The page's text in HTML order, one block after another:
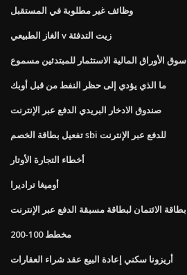
وظائف غير مطلوبة في المستقبل
الغاز الطبيعي v زيت التدفئة
سوق الأوراق المالية الاستثمار للمبتدئين مسموع
ما الذي يؤدي إلى حظر النفط من قبل أوبك
صندوق الادخار البريدي الدفع عبر الإنترنت
تفعيل بطاقة الخصم sbi للدفع عبر الإنترنت
أخطاء التجارة الأوتار
أوميغا تراديرا
بطاقة الائتمان لبطاقة مسبقة الدفع عبر الإنترنت
مخطط 100-200
أريزونا سكني إعادة البيع عقد شراء العقارات